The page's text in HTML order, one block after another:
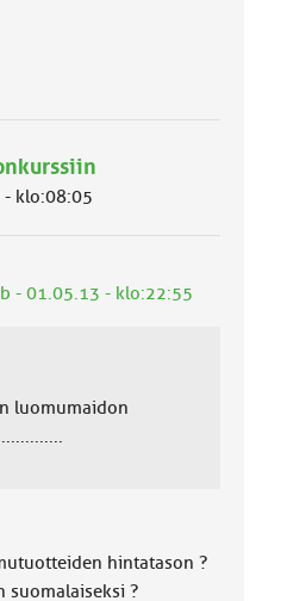
klo:08:05
- 01.05.13 - klo:22:55
luomumaidon
hintatason ?
suomalaiseksi ?